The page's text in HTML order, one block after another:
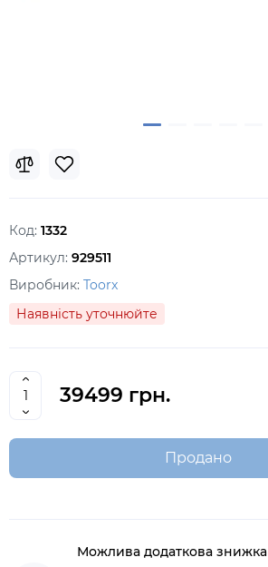
Код: 1332
Артикул: 929511
Виробник: Toorx
Наявність уточнюйте
39499 грн.
Продано
Можлива додаткова знижка